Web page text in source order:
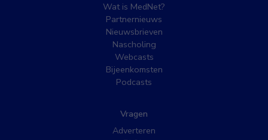
Wat is MedNet?
Partnernieuws
Nieuwsbrieven
Nascholing
Webcasts
Bijeenkomsten
Podcasts
Vragen
Adverteren